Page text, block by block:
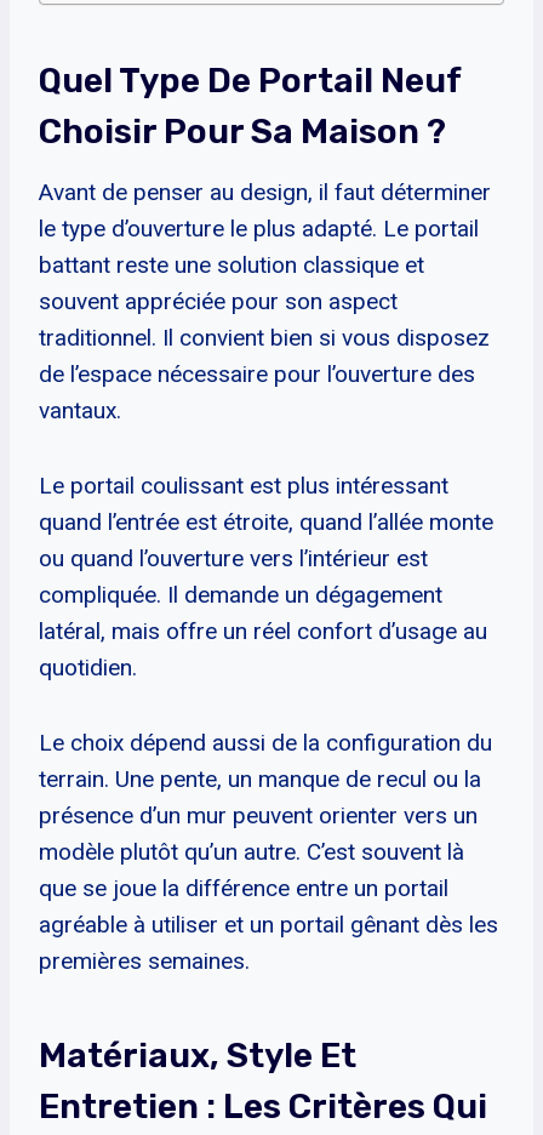
Quel Type De Portail Neuf
Choisir Pour Sa Maison ?
Avant de penser au design, il faut déterminer
le type d’ouverture le plus adapté. Le portail
battant reste une solution classique et
souvent appréciée pour son aspect
traditionnel. Il convient bien si vous disposez
de l’espace nécessaire pour l’ouverture des
vantaux.
Le portail coulissant est plus intéressant
quand l’entrée est étroite, quand l’allée monte
ou quand l’ouverture vers l’intérieur est
compliquée. Il demande un dégagement
latéral, mais offre un réel confort d’usage au
quotidien.
Le choix dépend aussi de la configuration du
terrain. Une pente, un manque de recul ou la
présence d’un mur peuvent orienter vers un
modèle plutôt qu’un autre. C’est souvent là
que se joue la différence entre un portail
agréable à utiliser et un portail gênant dès les
premières semaines.
Matériaux, Style Et
Entretien : Les Critères Qui